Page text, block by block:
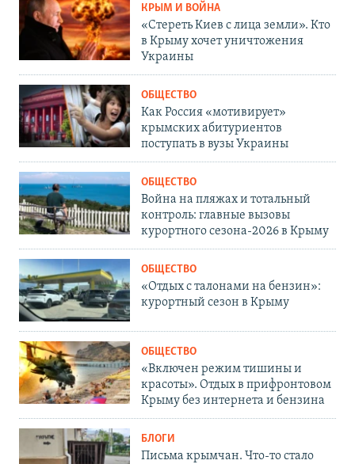
КРЫМ И ВОЙНА
«Стереть Киев с лица земли». Кто
в Крыму хочет уничтожения
Украины
ОБЩЕСТВО
Как Россия «мотивирует»
крымских абитуриентов
поступать в вузы Украины
ОБЩЕСТВО
Война на пляжах и тотальный
контроль: главные вызовы
курортного сезона-2026 в Крыму
ОБЩЕСТВО
«Отдых с талонами на бензин»:
курортный сезон в Крыму
ОБЩЕСТВО
«Включен режим тишины и
красоты». Отдых в прифронтовом
Крыму без интернета и бензина
БЛОГИ
Письма крымчан. Что-то стало